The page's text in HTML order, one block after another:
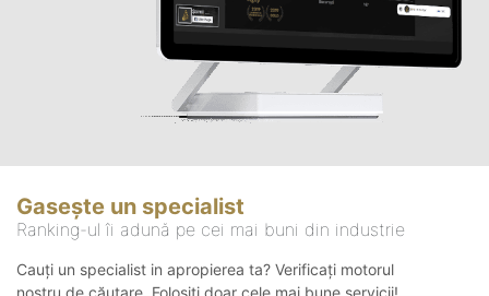
Gasește un specialist
Ranking-ul îi adună pe cei mai buni din industrie
Cauți un specialist in apropierea ta? Verificați motorul
nostru de căutare. Folosiți doar cele mai bune servicii!